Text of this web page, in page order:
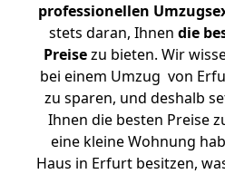
professionellen
stets daran, Ihnen die
Preisezu bieten. Wir
bei einem Umzug von
zu sparen, und deshalb
Ihnen die besten Preise
eine kleine Wohnung
Haus in Erfurt besitzen,